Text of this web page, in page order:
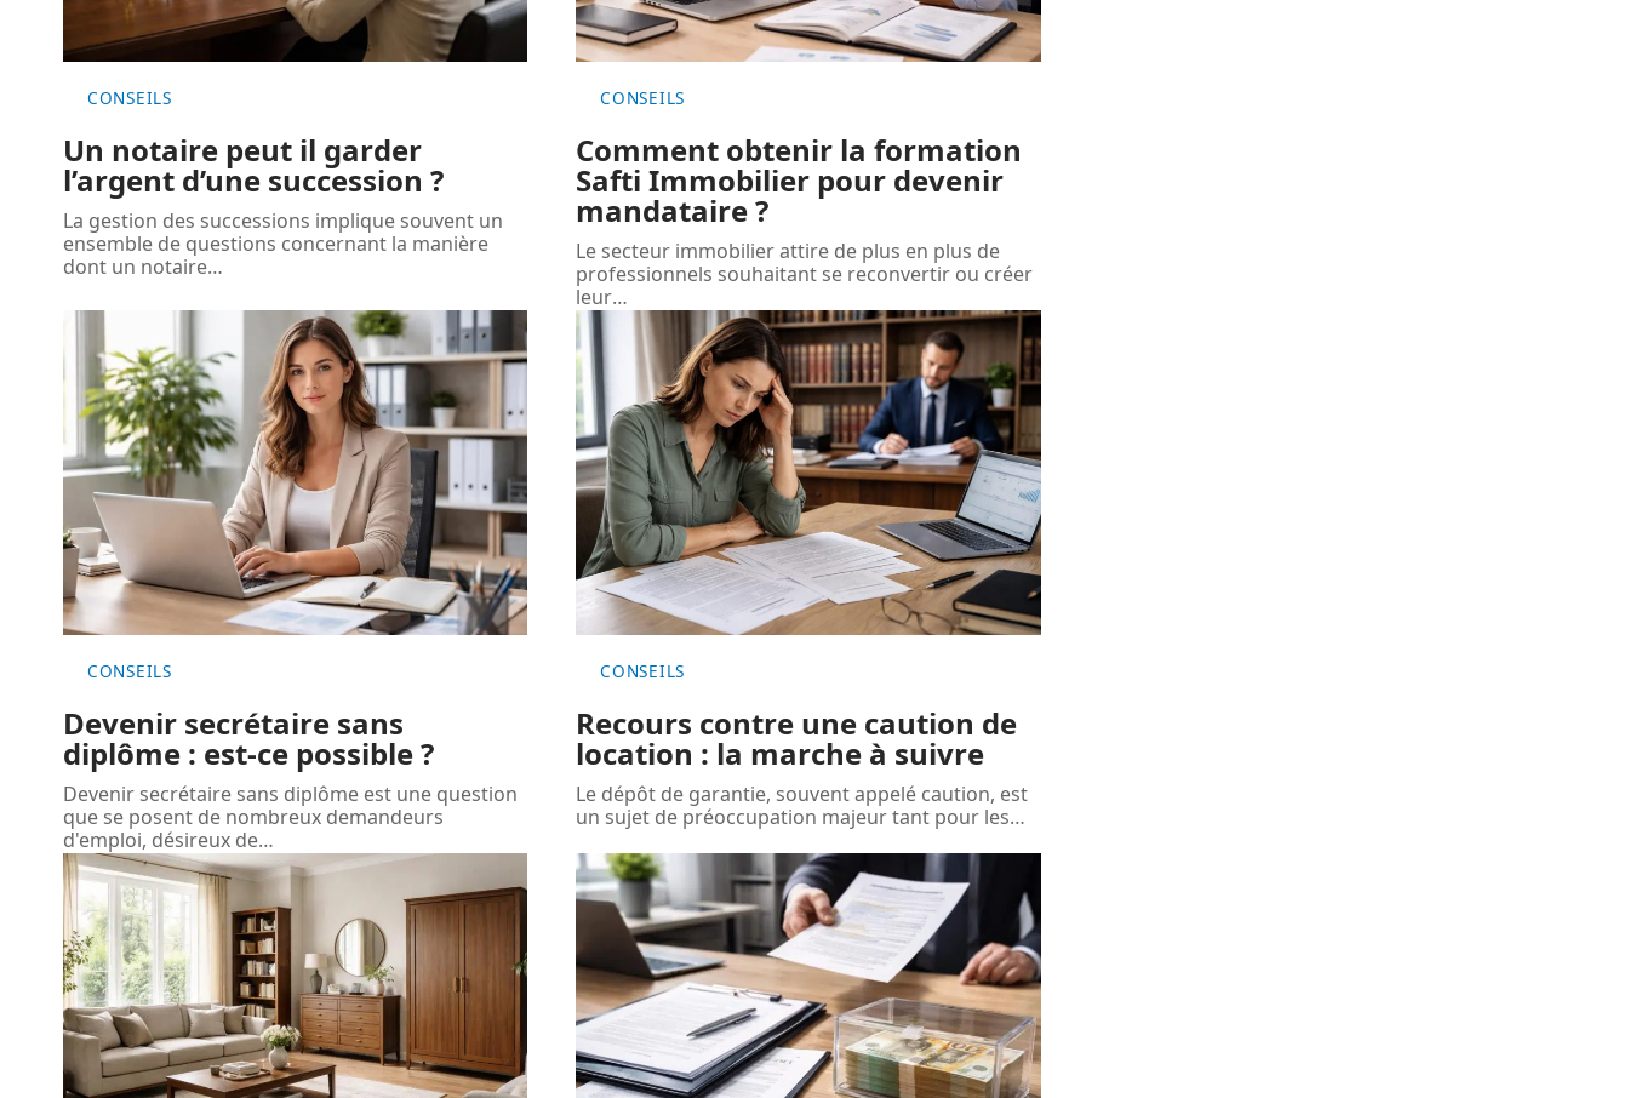
CONSEILS
Un notaire peut il garder
l’argent d’une succession ?
La gestion des successions implique souvent un
ensemble de questions concernant la manière
dont un notaire…
CONSEILS
Comment obtenir la formation
Safti Immobilier pour devenir
mandataire ?
Le secteur immobilier attire de plus en plus de
professionnels souhaitant se reconvertir ou créer
leur…
CONSEILS
Devenir secrétaire sans
diplôme : est-ce possible ?
Devenir secrétaire sans diplôme est une question
que se posent de nombreux demandeurs
d'emploi, désireux de…
CONSEILS
Recours contre une caution de
location : la marche à suivre
Le dépôt de garantie, souvent appelé caution, est
un sujet de préoccupation majeur tant pour les…